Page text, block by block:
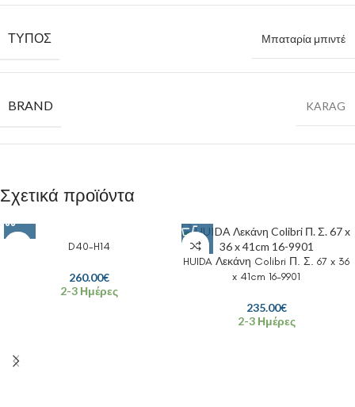
ΤΎΠΟΣ Μπαταρία μπιντέ
BRAND KARAG
Σχετικά προϊόντα
D40-H14
260.00€
2-3 Ημέρες
HUIDA Λεκάνη Colibri Π. Σ. 67 x 36
x 41cm 16-9901
235.00€
2-3 Ημέρες